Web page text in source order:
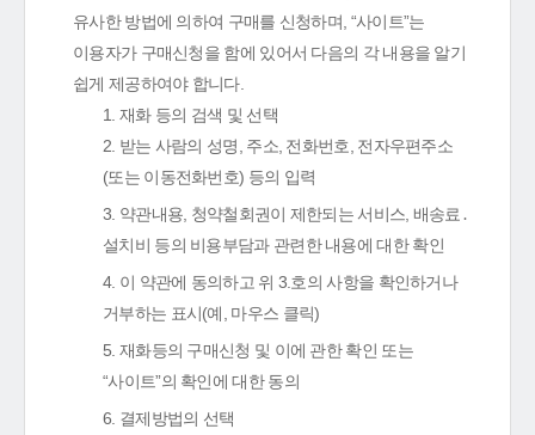
유사한 방법에 의하여 구매를 신청하며, “사이트”는
이용자가 구매신청을 함에 있어서 다음의 각 내용을 알기
쉽게 제공하여야 합니다.
1. 재화 등의 검색 및 선택
2. 받는 사람의 성명, 주소, 전화번호, 전자우편주소
(또는 이동전화번호) 등의 입력
3. 약관내용, 청약철회권이 제한되는 서비스, 배송료․
설치비 등의 비용부담과 관련한 내용에 대한 확인
4. 이 약관에 동의하고 위 3.호의 사항을 확인하거나
거부하는 표시(예, 마우스 클릭)
5. 재화등의 구매신청 및 이에 관한 확인 또는
“사이트”의 확인에 대한 동의
6. 결제방법의 선택